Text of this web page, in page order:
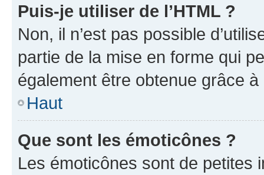
Puis-je utiliser de l’HTML ?
Non, il n’est pas possible
partie de la mise en forme qui
également être obtenue grâce à
Haut
Que sont les émoticônes ?
Les émoticônes sont de petites